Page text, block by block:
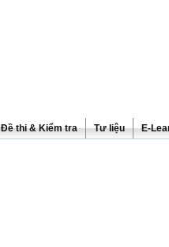
Đề thi & Kiểm tra Tư liệu E-